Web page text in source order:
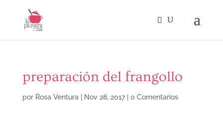
preparación del frangollo
por Rosa Ventura Nov 28, 2017| 0 Comentarios